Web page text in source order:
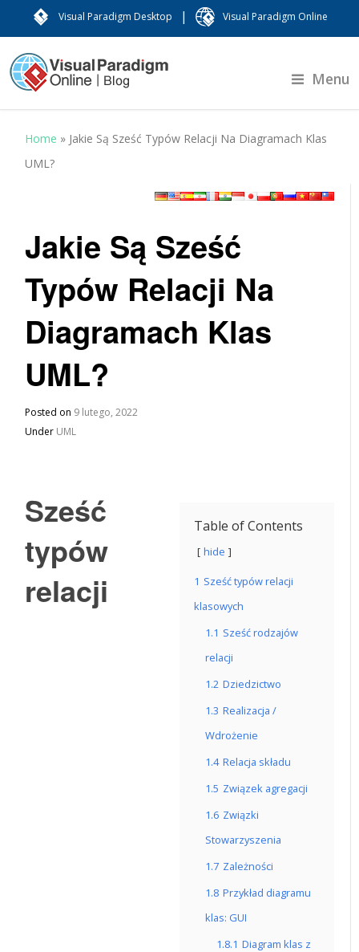
Visual Paradigm Desktop | Visual Paradigm Online
Menu
Home » Jakie Są Sześć Typów Relacji Na Diagramach Klas
UML?
Jakie Są Sześć
Typów Relacji Na
Diagramach Klas
UML?
Posted on 9 lutego, 2022
Under UML
Table of Contents
hide
1 Sześć typów relacji
klasowych
1.1 Sześć rodzajów
relacji
1.2 Dziedzictwo
1.3 Realizacja /
Wdrożenie
1.4 Relacja składu
1.5 Związek agregacji
1.6 Związki
Stowarzyszenia
1.7 Zależności
1.8 Przykład diagramu
klas: GUI
1.8.1 Diagram klas z
Sześć
typów
relacji